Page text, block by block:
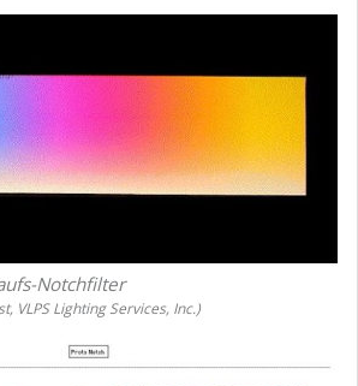
Notchfilter
VLPS Lighting Services, Inc.)